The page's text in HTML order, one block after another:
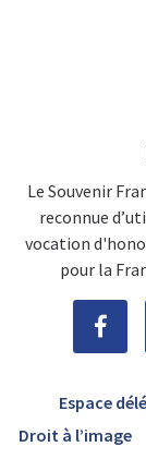
Le Souvenir
reconnue
vocation
pour la
Espace
Droit à l’image